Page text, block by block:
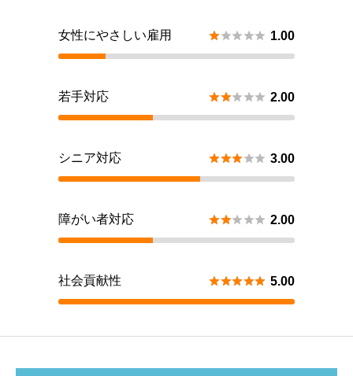
女性にやさしい雇用  1.00
若手対応  2.00
シニア対応  3.00
障がい者対応  2.00
社会貢献性  5.00